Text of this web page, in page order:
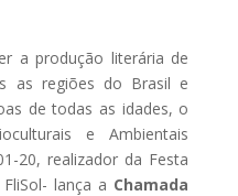
a produção literária de
as regiões do Brasil e
de todas as idades, o
e Ambientais
20, realizador da Festa
lança a Chamada